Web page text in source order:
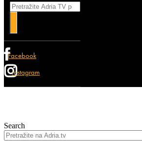
Facebook
Instagram
Search